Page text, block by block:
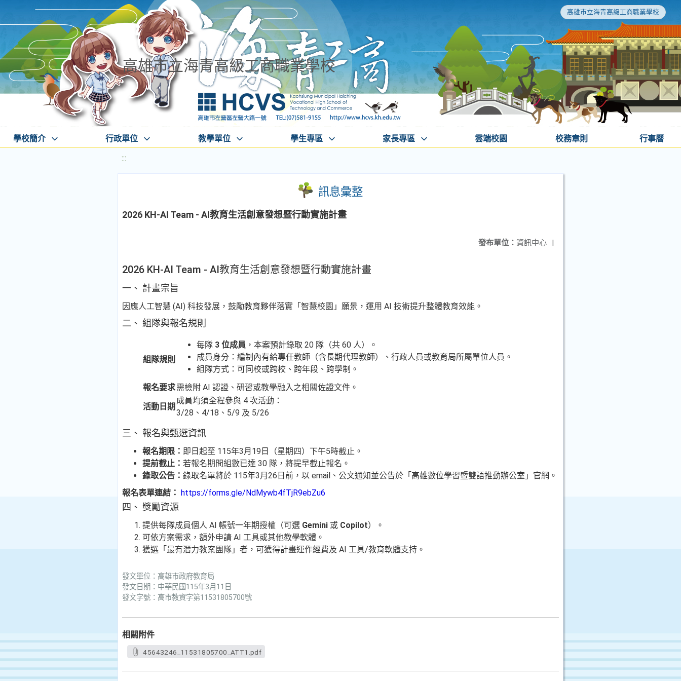
高雄市立海青高級工商職業學校
高雄市立海青高級工商職業學校
學校簡介 行政單位 教學單位 學生專區 家長專區 雲端校園 校務章則 行事曆
:::
訊息彙整
2026 KH-AI Team - AI教育生活創意發想暨行動實施計畫
發布單位： 資訊中心 |
2026 KH-AI Team - AI教育生活創意發想暨行動實施計畫
一、 計畫宗旨
因應人工智慧 (AI) 科技發展，鼓勵教育夥伴落實「智慧校園」願景，運用 AI 技術提升整體教育效能。
二、 組隊與報名規則
組隊規則
每隊 3 位成員 ，本案預計錄取 20 隊（共 60 人）。
成員身分：編制內有給專任教師（含長期代理教師）、行政人員或教育局所屬單位人員。
組隊方式：可同校或跨校、跨年段、跨學制。
報名要求需檢附 AI 認證、研習或教學融入之相關佐證文件。
活動日期
成員均須全程參與 4 次活動：
3/28、4/18、5/9 及 5/26
三、 報名與甄選資訊
報名期限： 即日起至 115年3月19日（星期四）下午5時截止 。
提前截止： 若報名期間組數已達 30 隊，將提早截止報名。
錄取公告： 錄取名單將於 115年3月26日前，以 email、公文通知並公告於「高雄數位學習暨雙語推動辦公室」官網。
報名表單連結： https://forms.gle/NdMywb4fTjR9ebZu6
四、 獎勵資源
提供每隊成員個人 AI 帳號一年期授權（可選 Gemini 或 Copilot）。
可依方案需求，額外申請 AI 工具或其他教學軟體。
獲選「最有潛力教案團隊」者，可獲得計畫運作經費及 AI 工具/教育軟體支持。
發文單位：高雄市政府教育局
發文日期：中華民國115年3月11日
發文字號：高市教資字第11531805700號
相關附件
45643246_11531805700_ATT1.pdf